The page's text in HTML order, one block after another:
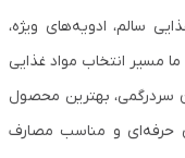
سالم، ادویه‌های ویژه،
مسیر انتخاب مواد غذایی
سردرگمی، بهترین محصول
حرفه‌ای و مناسب مصارف